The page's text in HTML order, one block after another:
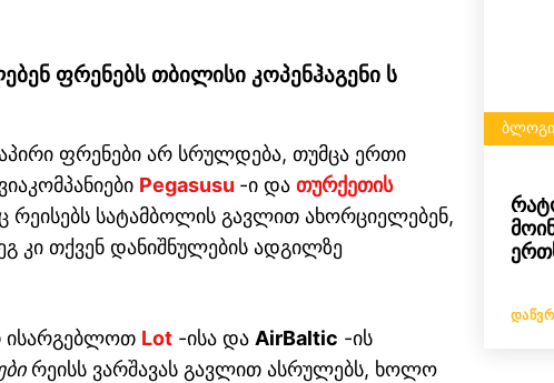
ფრენებს თბილისი კოპენჰაგენი ს
ფრენები არ სრულდება, თუმცა ერთი
Pegasusu -ი და თურქეთის
რეისებს სატამბოლის გავლით ახორციელებენ,
კი თქვენ დანიშნულების ადგილზე
ისარგებლოთ Lot -ისა და AirBaltic -ის
რეისს ვარშავას გავლით ასრულებს, ხოლო
ᲑᲚᲝᲒᲘ